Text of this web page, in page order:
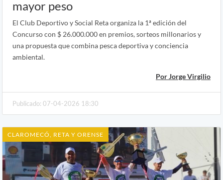
mayor peso
El Club Deportivo y Social Reta organiza la 1ª edición del
Concurso con $ 26.000.000 en premios, sorteos millonarios y
una propuesta que combina pesca deportiva y conciencia
ambiental.
Por Jorge Virgilio
Publicado: 07-04-2026 18:30
CLAROMECÓ, RETA Y ORENSE